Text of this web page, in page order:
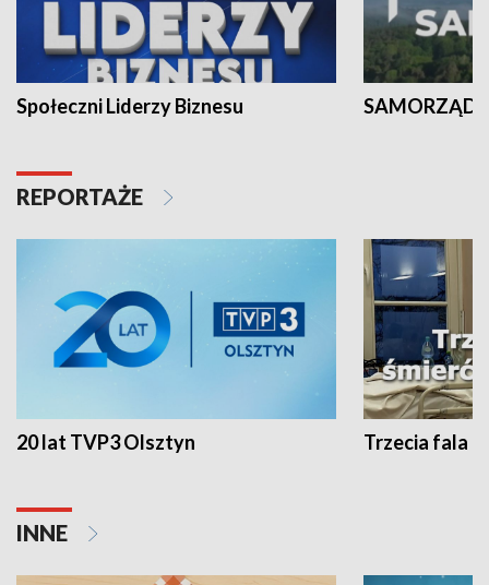
Społeczni Liderzy Biznesu SAMORZĄD
REPORTAŻE
20 lat TVP3 Olsztyn Trzecia fala -
INNE